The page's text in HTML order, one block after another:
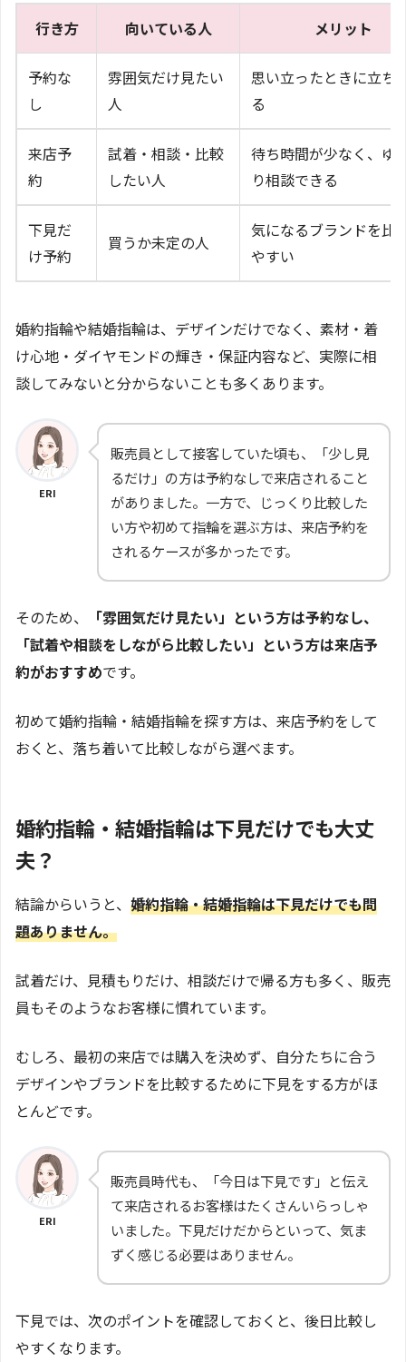
行き方 向いている人 メリット
予約な
し
雰囲気だけ見たい
人
思い立ったときに立ち
る
来店予
約
試着・相談・比較
したい人
待ち時間が少なく、ゆ
り相談できる
下見だ
け予約
買うか未定の人
気になるブランドを比
やすい
婚約指輪や結婚指輪は、デザインだけでなく、素材・着
け心地・ダイヤモンドの輝き・保証内容など、実際に相
談してみないと分からないことも多くあります。
ERI
販売員として接客していた頃も、「少し見
るだけ」の方は予約なしで来店されること
がありました。一方で、じっくり比較した
い方や初めて指輪を選ぶ方は、来店予約を
されるケースが多かったです。
そのため、
「雰囲気だけ見たい」という方は予約なし、
「試着や相談をしながら比較したい」という方は来店予
約がおすすめです。
初めて婚約指輪・結婚指輪を探す方は、来店予約をして
おくと、落ち着いて比較しながら選べます。
婚約指輪・結婚指輪は下見だけでも大丈
夫？
結論からいうと、 婚約指輪・結婚指輪は下見だけでも問
題ありません。
試着だけ、見積もりだけ、相談だけで帰る方も多く、販売
員もそのようなお客様に慣れています。
むしろ、最初の来店では購入を決めず、自分たちに合う
デザインやブランドを比較するために下見をする方がほ
とんどです。
ERI
販売員時代も、「今日は下見です」と伝え
て来店されるお客様はたくさんいらっしゃ
いました。下見だけだからといって、気ま
ずく感じる必要はありません。
下見では、次のポイントを確認しておくと、後日比較し
やすくなります。